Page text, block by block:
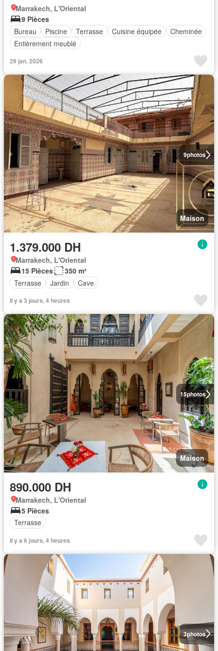
Marrakech, L'Oriental
9 Pièces
Bureau
Piscine Terrasse Cuisine équipée
Cheminée
Entièrement meublé
29 jan. 2026
9photos
Maison
1.379.000 DH
Marrakech, L'Oriental
15 Pièces
350 m²
Terrasse
Jardin Cave
Il y a 3 jours, 4 heures
15photos
Maison
890.000 DH
Marrakech, L'Oriental
5 Pièces
Terrasse
Il y a 6 jours, 4 heures
3photos